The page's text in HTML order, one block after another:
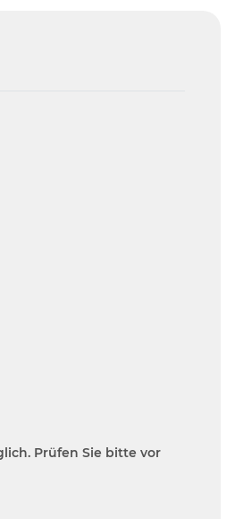
Prüfen Sie bitte vor